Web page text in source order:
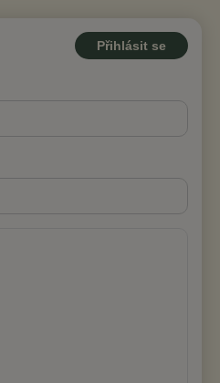
Přihlásit se